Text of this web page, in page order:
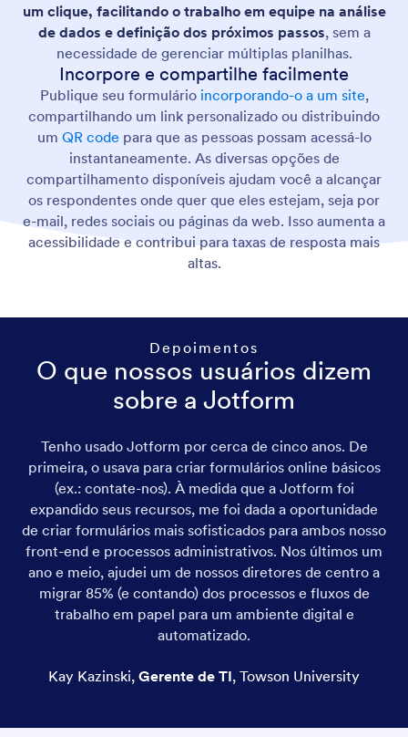
um clique, facilitando o trabalho em equipe na análise
de dados e definição dos próximos passos, sem a
necessidade de gerenciar múltiplas planilhas.
Incorpore e compartilhe facilmente
Publique seu formulário incorporando-o a um site,
compartilhando um link personalizado ou distribuindo
um QR code para que as pessoas possam acessá-lo
instantaneamente. As diversas opções de
compartilhamento disponíveis ajudam você a alcançar
os respondentes onde quer que eles estejam, seja por
e-mail, redes sociais ou páginas da web. Isso aumenta a
acessibilidade e contribui para taxas de resposta mais
altas.
Depoimentos
O que nossos usuários dizem
sobre a Jotform
Tenho usado Jotform por cerca de cinco anos. De
primeira, o usava para criar formulários online básicos
(ex.: contate-nos). À medida que a Jotform foi
expandido seus recursos, me foi dada a oportunidade
de criar formulários mais sofisticados para ambos nosso
front-end e processos administrativos. Nos últimos um
ano e meio, ajudei um de nossos diretores de centro a
migrar 85% (e contando) dos processos e fluxos de
trabalho em papel para um ambiente digital e
automatizado.
Kay Kazinski, Gerente de TI, Towson University